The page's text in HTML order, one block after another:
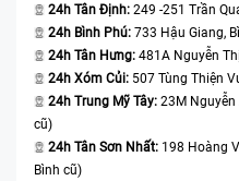
24h Tân Định: 249 -251 Trần
24h Bình Phú: 733 Hậu Giang,
24h Tân Hưng: 481A Nguyễn
24h Xóm Củi: 507 Tùng Thiện
24h Trung Mỹ Tây: 23M Nguyễn
cũ)
24h Tân Sơn Nhất: 198 Hoàng
Bình cũ)